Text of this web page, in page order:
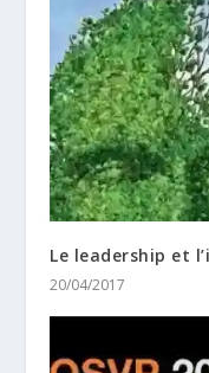
Le leadership et
20/04/2017